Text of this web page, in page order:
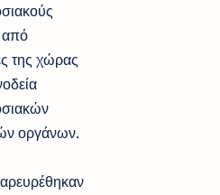
από
της χώρας
οργάνων.